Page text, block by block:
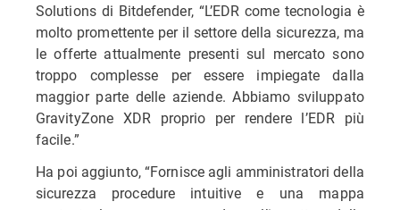
Solutions di Bitdefender, “L’EDR come tecnologia è
molto promettente per il settore della sicurezza, ma
le offerte attualmente presenti sul mercato sono
troppo complesse per essere impiegate dalla
maggior parte delle aziende. Abbiamo sviluppato
GravityZone XDR proprio per rendere l’EDR più
facile.”
Ha poi aggiunto, “Fornisce agli amministratori della
sicurezza procedure intuitive e una mappa